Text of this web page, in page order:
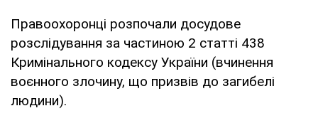
Правоохоронці розпочали досудове
розслідування за частиною 2 статті 438
Кримінального кодексу України (вчинення
воєнного злочину, що призвів до загибелі
людини).